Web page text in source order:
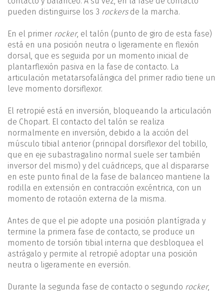
pueden distinguirse los 3 rockersde la marcha.
En el primer rocker, el talón (punto de giro de esta fase)
está en una posición neutra o ligeramente en flexión
dorsal, que es seguida por un momento inicial de
plantarflexión pasiva en la fase de contacto. La
articulación metatarsofalángica del primer radio tiene un
leve momento dorsiflexor.
El retropié está en inversión, bloqueando la articulación
de Chopart. El contacto del talón se realiza
normalmente en inversión, debido a la acción del
músculo tibial anterior (principal dorsiflexor del tobillo,
que en eje subastragalino normal suele ser también
inversor del mismo) y del cuádriceps, que al dispararse
en este punto final de la fase de balanceo mantiene la
rodilla en extensión en contracción excéntrica, con un
momento de rotación externa de la misma.
Antes de que el pie adopte una posición plantígrada y
termine la primera fase de contacto, se produce un
momento de torsión tibial interna que desbloquea el
astrágalo y permite al retropié adoptar una posición
neutra o ligeramente en eversión.
Durante la segunda fase de contacto o segundo rocker,